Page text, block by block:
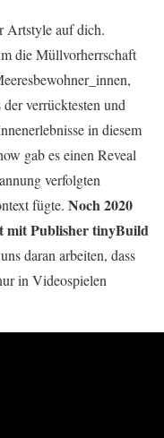
Artstyle auf dich.
die Müllvorherrschaft
verrücktesten und
in diesem
gab es einen Reveal
verfolgten
fügte. Noch 2020
mit Publisher tinyBuild
daran arbeiten, dass
in Videospielen